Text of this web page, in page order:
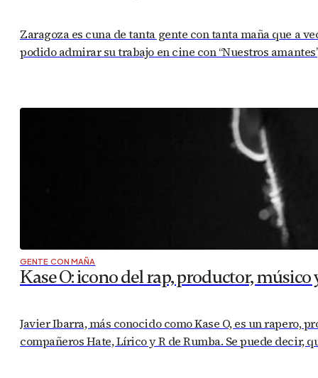
Zaragoza es cuna de tanta gente con tanta maña que a
podido admirar su trabajo en cine con “Nuestros
GENTE CON MAÑA
Kase O: icono del rap, productor, músico
Javier Ibarra, más conocido como Kase O, es un rapero,
compañeros Hate, Lírico y R de Rumba. Se puede decir,